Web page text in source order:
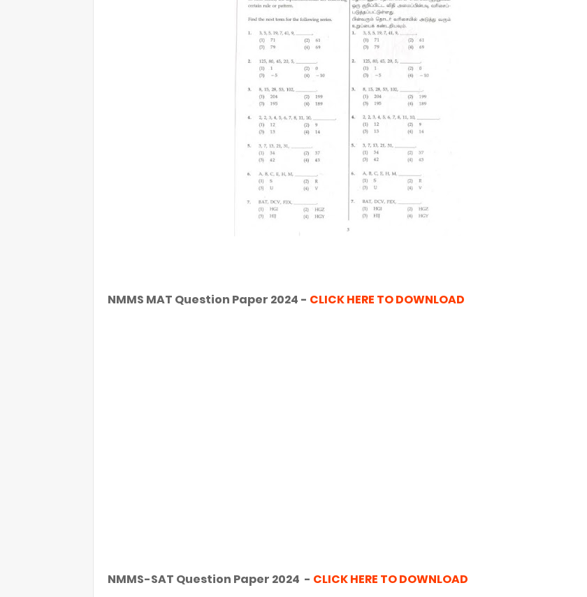
NMMS MAT Question Paper 2024 - CLICK HERE TO DOWNLOAD
NMMS-SAT Question Paper 2024 - CLICK HERE TO DOWNLOAD